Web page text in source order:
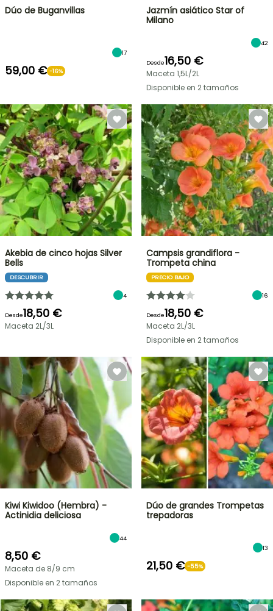
Dúo de Buganvillas
17
59,00 € -16%
Jazmín asiático Star of
Milano
42
Desde16,50 €
Maceta 1,5L/2L
Disponible en 2 tamaños
Akebia de cinco hojas Silver
Bells
DESCUBRIR
4
Desde18,50 €
Maceta 2L/3L
Campsis grandiflora -
Trompeta china
PRECIO BAJO
16
Desde18,50 €
Maceta 2L/3L
Disponible en 2 tamaños
Kiwi Kiwidoo (Hembra) -
Actinidia deliciosa
44
8,50 €
Maceta de 8/9 cm
Disponible en 2 tamaños
Dúo de grandes Trompetas
trepadoras
13
21,50 € -55%